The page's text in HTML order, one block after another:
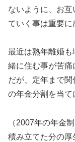
ないように、お
ていく事は重要に
最近は熟年離婚
緒に住む事が苦痛
だが、定年まで
の年金分割を当て
（2007年の年金
積み立てた分の厚